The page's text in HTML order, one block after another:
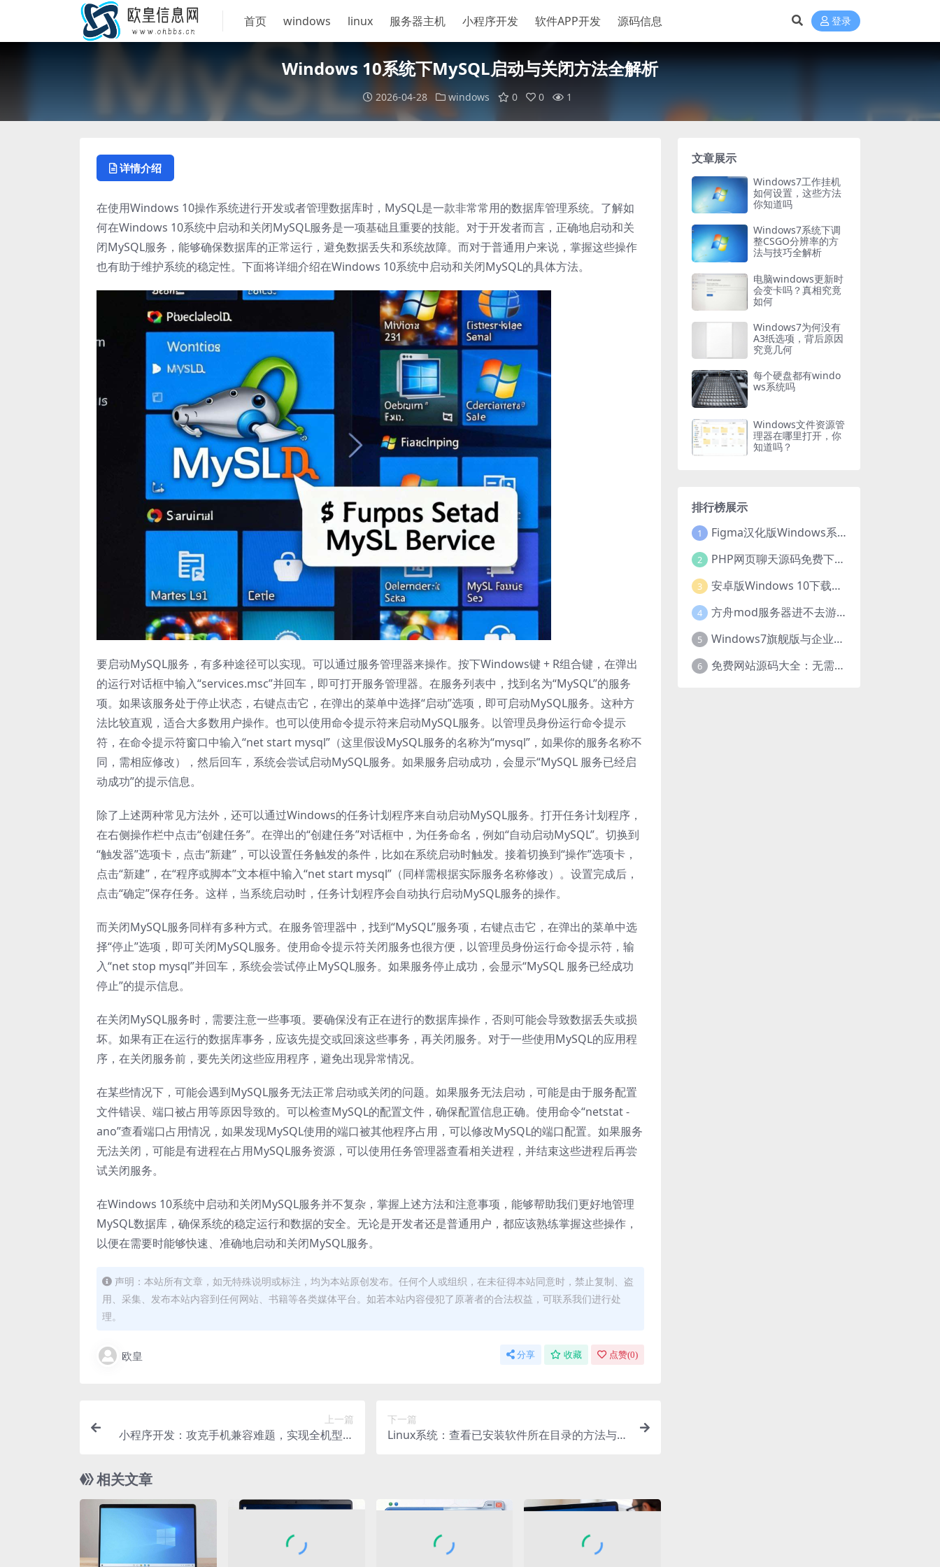
首页 windows linux 服务器主机 小程序开发 软件APP开发 源码信息 登录
Windows 10系统下MySQL启动与关闭方法全解析
2026-04-28 windows 0 0 1
详情介绍
在使用Windows 10操作系统进行开发或者管理数据库时，MySQL是一款非常常用的数据库管理系统。了解如
何在Windows 10系统中启动和关闭MySQL服务是一项基础且重要的技能。对于开发者而言，正确地启动和关
闭MySQL服务，能够确保数据库的正常运行，避免数据丢失和系统故障。而对于普通用户来说，掌握这些操作
也有助于维护系统的稳定性。下面将详细介绍在Windows 10系统中启动和关闭MySQL的具体方法。
要启动MySQL服务，有多种途径可以实现。可以通过服务管理器来操作。按下Windows键 + R组合键，在弹出
的运行对话框中输入“services.msc”并回车，即可打开服务管理器。在服务列表中，找到名为“MySQL”的服务
项。如果该服务处于停止状态，右键点击它，在弹出的菜单中选择“启动”选项，即可启动MySQL服务。这种方
法比较直观，适合大多数用户操作。也可以使用命令提示符来启动MySQL服务。以管理员身份运行命令提示
符，在命令提示符窗口中输入“net start mysql”（这里假设MySQL服务的名称为“mysql”，如果你的服务名称不
同，需相应修改），然后回车，系统会尝试启动MySQL服务。如果服务启动成功，会显示“MySQL 服务已经启
动成功”的提示信息。
除了上述两种常见方法外，还可以通过Windows的任务计划程序来自动启动MySQL服务。打开任务计划程序，
在右侧操作栏中点击“创建任务”。在弹出的“创建任务”对话框中，为任务命名，例如“自动启动MySQL”。切换到
“触发器”选项卡，点击“新建”，可以设置任务触发的条件，比如在系统启动时触发。接着切换到“操作”选项卡，
点击“新建”，在“程序或脚本”文本框中输入“net start mysql”（同样需根据实际服务名称修改）。设置完成后，
点击“确定”保存任务。这样，当系统启动时，任务计划程序会自动执行启动MySQL服务的操作。
而关闭MySQL服务同样有多种方式。在服务管理器中，找到“MySQL”服务项，右键点击它，在弹出的菜单中选
择“停止”选项，即可关闭MySQL服务。使用命令提示符关闭服务也很方便，以管理员身份运行命令提示符，输
入“net stop mysql”并回车，系统会尝试停止MySQL服务。如果服务停止成功，会显示“MySQL 服务已经成功
停止”的提示信息。
在关闭MySQL服务时，需要注意一些事项。要确保没有正在进行的数据库操作，否则可能会导致数据丢失或损
坏。如果有正在运行的数据库事务，应该先提交或回滚这些事务，再关闭服务。对于一些使用MySQL的应用程
序，在关闭服务前，要先关闭这些应用程序，避免出现异常情况。
在某些情况下，可能会遇到MySQL服务无法正常启动或关闭的问题。如果服务无法启动，可能是由于服务配置
文件错误、端口被占用等原因导致的。可以检查MySQL的配置文件，确保配置信息正确。使用命令“netstat -
ano”查看端口占用情况，如果发现MySQL使用的端口被其他程序占用，可以修改MySQL的端口配置。如果服务
无法关闭，可能是有进程在占用MySQL服务资源，可以使用任务管理器查看相关进程，并结束这些进程后再尝
试关闭服务。
在Windows 10系统中启动和关闭MySQL服务并不复杂，掌握上述方法和注意事项，能够帮助我们更好地管理
MySQL数据库，确保系统的稳定运行和数据的安全。无论是开发者还是普通用户，都应该熟练掌握这些操作，
以便在需要时能够快速、准确地启动和关闭MySQL服务。
声明：本站所有文章，如无特殊说明或标注，均为本站原创发布。任何个人或组织，在未征得本站同意时，禁止复制、盗
用、采集、发布本站内容到任何网站、书籍等各类媒体平台。如若本站内容侵犯了原著者的合法权益，可联系我们进行处
理。
欧皇 分享 收藏 点赞(0)
上一篇
小程序开发：攻克手机兼容难题，实现全机型流
下一篇
Linux系统：查看已安装软件所在目录的方法与技
相关文章
文章展示
Windows7工作挂机
如何设置，这些方法
你知道吗
Windows7系统下调
整CSGO分辨率的方
法与技巧全解析
电脑windows更新时
会变卡吗？真相究竟
如何
Windows7为何没有
A3纸选项，背后原因
究竟几何
每个硬盘都有windo
ws系统吗
Windows文件资源管
理器在哪里打开，你
知道吗？
排行榜展示
1 Figma汉化版Windows系统下载安装全攻略
2 PHP网页聊天源码免费下载，开启便捷在线聊天开发之旅
3 安卓版Windows 10下载安装全攻略
4 方舟mod服务器进不去游戏？这些原因和解决办法你得知道
5 Windows7旗舰版与企业版大揭秘：差异之处全知晓
6 免费网站源码大全：无需下载，海量资源轻松获取